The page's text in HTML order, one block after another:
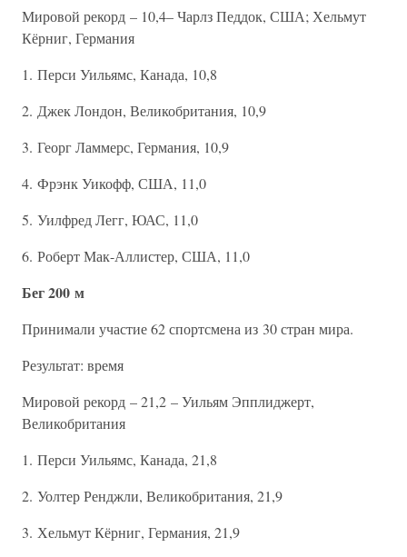
Мировой рекорд – 10,4– Чарлз Педдок, США; Хельмут
Кёрниг, Германия
1. Перси Уильямс, Канада, 10,8
2. Джек Лондон, Великобритания, 10,9
3. Георг Ламмерс, Германия, 10,9
4. Фрэнк Уикофф, США, 11,0
5. Уилфред Легг, ЮАС, 11,0
6. Роберт Мак-Аллистер, США, 11,0
Бег 200 м
Принимали участие 62 спортсмена из 30 стран мира.
Результат: время
Мировой рекорд – 21,2 – Уильям Эпплиджерт,
Великобритания
1. Перси Уильямс, Канада, 21,8
2. Уолтер Ренджли, Великобритания, 21,9
3. Хельмут Кёрниг, Германия, 21,9